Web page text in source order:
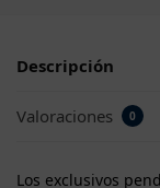
Descripción
Valoraciones 0
Los exclusivos